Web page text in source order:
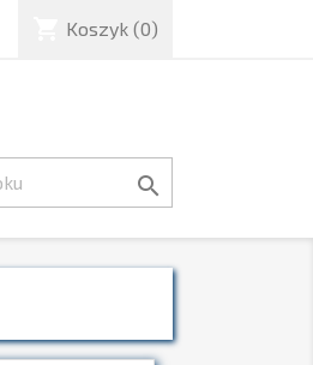
Koszyk (0)
